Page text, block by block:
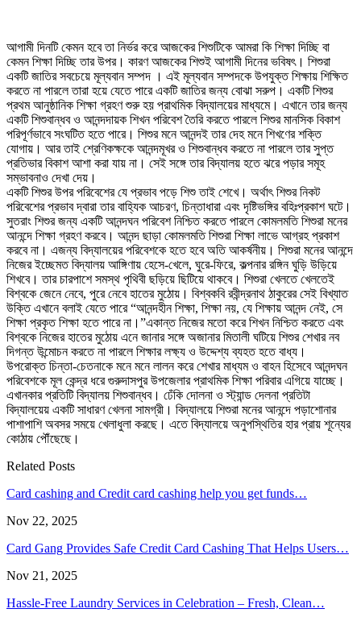
আগামী দিনটি কেমন হবে তা নির্ভর করে আজকের শিশুটিকে আমরা কি শিক্ষা দিচ্ছি বা
কেমন শিক্ষা দিচ্ছি তার উপর। কারণ আজকের শিশুই আগামী দিনের ভবিষৎ। শিশুরা
একটি জাতির সবচেয়ে মূল্যবান সম্পদ । এই মূল্যবান সম্পদকে উপযুক্ত শিক্ষায় শিক্ষিত
করতে না পারলে তারা হয়ে যেতে পারে একটি জাতির জন্য বোঝা সরুপ। একটি শিশুর
প্রথম আনুষ্ঠানিক শিক্ষা গ্রহণ শুরু হয় প্রাথমিক বিদ্যালয়ের মাধ্যমে। এখানে তার জন্য
একটি শিশুবান্ধব ও আনন্দদায়ক শিখন পরিবেশ তৈরি করতে পারলে শিশুর মানসিক বিকাশ
পরিপূর্ণভাবে সংঘটিত হতে পারে। শিশুর মনে আনন্দই তার দেহ মনে শিখণের শক্তি
যোগায়। আর তাই শ্রেণিকক্ষকে আনন্দমূখর ও শিশুবান্ধব করতে না পারলে তার সুপ্ত
প্রতিভার বিকাশ আশা করা যায় না। সেই সঙ্গে তার বিদ্যালয় হতে ঝরে পড়ার সমূহ
সম্ভাবনাও দেখা দেয়।
একটি শিশুর উপর পরিবেশের যে প্রভাব পড়ে শিশু তাই শেখে। অর্থাৎ শিশুর নিকট
পরিবেশের প্রভাব দ্বারা তার বাহ্যিক আচরণ, চিন্তাধারা এবং দৃষ্টিভঙ্গির বহিঃপ্রকাশ ঘটে।
সুতরাং শিশুর জন্য একটি আনন্দঘন পরিবেশ নিশ্চিত করতে পারলে কোমলমতি শিশুরা মনের
আনন্দে শিক্ষা গ্রহণ করবে। আনন্দ ছাড়া কোমলমতি শিশুরা শিক্ষা লাভে আগ্রহ প্রকাশ
করবে না। এজন্য বিদ্যালয়ের পরিবেশকে হতে হবে অতি আকর্ষনীয়। শিশুরা মনের আনন্দে
নিজের ইচ্ছেমত বিদ্যালয় আঙ্গিণায় হেসে-খেলে, ঘুরে-ফিরে, কল্পনার রঙ্গিন ঘুড়ি উড়িয়ে
শিখবে। তার চারপাশে সমস্থ পৃথিবী ছড়িয়ে ছিটিয়ে থাকবে। শিশুরা খেলতে খেলতেই
বিশ্বকে জেনে নেবে, পুরে নেবে হাতের মুঠোয়। বিশ্বকবি রবীন্দ্রনাথ ঠাকুরের সেই বিখ্যাত
উক্তি এখানে বলাই যেতে পারে “আনন্দহীন শিক্ষা, শিক্ষা নয়, যে শিক্ষায় আনন্দ নেই, সে
শিক্ষা প্রকৃত শিক্ষা হতে পারে না।”একান্ত নিজের মতো করে শিখন নিশ্চিত করতে এবং
বিশ্বকে নিজের হাতের মুঠোয় এনে জানার সঙ্গে অজানার মিতালী ঘটিয়ে শিশুর শেখার নব
দিগন্ত উন্মোচন করতে না পারলে শিক্ষার লক্ষ্য ও উদ্দেশ্য ব্যহত হতে বাধ্য।
উপরোক্ত চিন্তা-চেতনাকে মনে মনে লালন করে শেখার মাধ্যম ও বাহন হিসেবে আনন্দঘন
পরিবেশকে মূল কেন্দ্র ধরে গুরুদাসপুর উপজেলার প্রাথমিক শিক্ষা পরিবার এগিয়ে যাচ্ছে।
এখানকার প্রতিটি বিদ্যালয় শিশুবান্ধব। ঢেঁকি দোলনা ও স্ট্যান্ড দেলনা প্রতিটা
বিদ্যালয়েয় একটি সাধারণ খেলনা সামগ্রী। বিদ্যালয়ে শিশুরা মনের আনন্দে পড়াশোনার
পাশাপাশি অবসর সময়ে খেলাধুলা করছে। এতে বিদ্যালয়ে অনুপস্থিতির হার প্রায় শূন্যের
কোঠায় পৌঁছেছে।
Related Posts
Card cashing and Credit card cashing help you get funds…
Nov 22, 2025
Card Gang Provides Safe Credit Card Cashing That Helps Users…
Nov 21, 2025
Hassle-Free Laundry Services in Celebration – Fresh, Clean…